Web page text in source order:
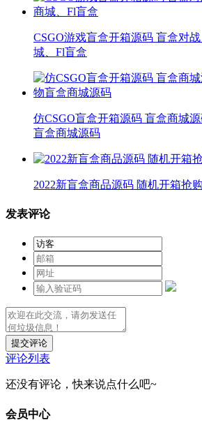
CSGO游戏盲盒开箱源码 盲盒对
城、Fl盲盒
仿CSGO盲盒开箱源码 盲盒商城
盲盒商城源码
2022新盲盒商品源码 随机开箱抢购
发表评论
提交评论
评论列表
还没有评论，快来说点什么吧~
会员中心